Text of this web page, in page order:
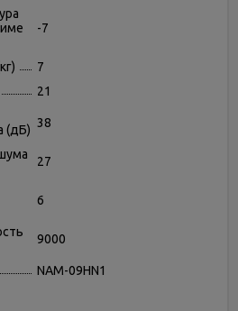
-7
7
21
(дБ) 38
27
6
9000
NAM-09HN1